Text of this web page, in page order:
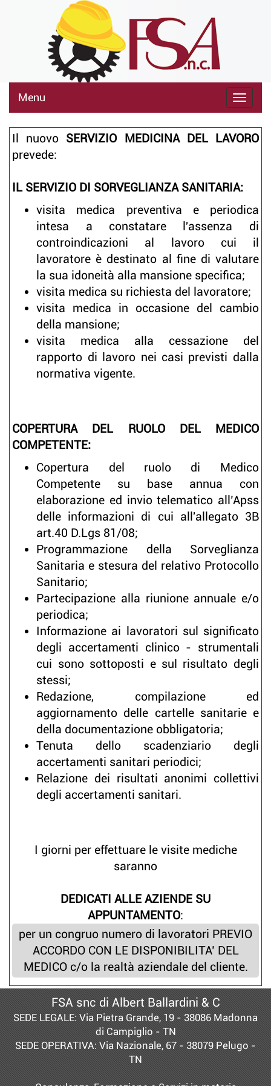
Menu
Il nuovo SERVIZIO MEDICINA DEL LAVORO
prevede:
IL SERVIZIO DI SORVEGLIANZA SANITARIA:
visita medica preventiva e periodica
intesa a constatare l'assenza di
controindicazioni al lavoro cui il
lavoratore è destinato al fine di valutare
la sua idoneità alla mansione specifica;
visita medica su richiesta del lavoratore;
visita medica in occasione del cambio
della mansione;
visita medica alla cessazione del
rapporto di lavoro nei casi previsti dalla
normativa vigente.
COPERTURA DEL RUOLO DEL MEDICO
COMPETENTE:
Copertura del ruolo di Medico
Competente su base annua con
elaborazione ed invio telematico all’Apss
delle informazioni di cui all'allegato 3B
art.40 D.Lgs 81/08;
Programmazione della Sorveglianza
Sanitaria e stesura del relativo Protocollo
Sanitario;
Partecipazione alla riunione annuale e/o
periodica;
Informazione ai lavoratori sul significato
degli accertamenti clinico - strumentali
cui sono sottoposti e sul risultato degli
stessi;
Redazione, compilazione ed
aggiornamento delle cartelle sanitarie e
della documentazione obbligatoria;
Tenuta dello scadenziario degli
accertamenti sanitari periodici;
Relazione dei risultati anonimi collettivi
degli accertamenti sanitari.
I giorni per effettuare le visite mediche
saranno
DEDICATI ALLE AZIENDE SU
APPUNTAMENTO:
per un congruo numero di lavoratori PREVIO
ACCORDO CON LE DISPONIBILITA’ DEL
MEDICO c/o la realtà aziendale del cliente.
FSA snc di Albert Ballardini & C
SEDE LEGALE: Via Pietra Grande, 19 - 38086 Madonna
di Campiglio - TN
SEDE OPERATIVA: Via Nazionale, 67 - 38079 Pelugo -
TN